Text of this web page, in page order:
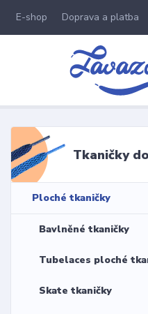
E-shop Doprava a platba
Tkaničky
Ploché tkaničky
Bavlněné tkaničky
Tubelaces ploché
Skate tkaničky